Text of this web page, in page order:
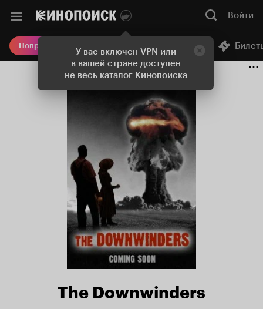
У вас включен VPN или
в вашей стране доступен
не весь каталог Кинопоиска
Войти
Попробовать Плюс Онлайн-кинотеатр
The Downwinders